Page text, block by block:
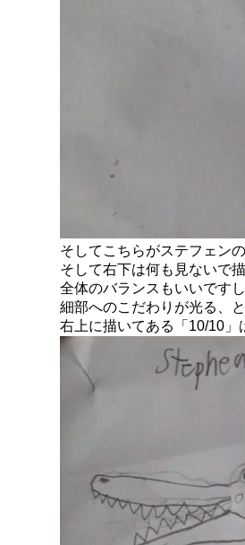
そしてこちらがステフェン
そして右下は何も見ないで
全体のバランスもいいです
細部へのこだわりが光る、
右上に描いてある「10/10」